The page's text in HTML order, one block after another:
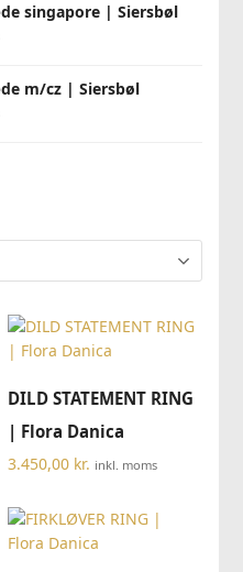
singapore | Siersbøl
m/cz | Siersbøl
DILD STATEMENT RING
| Flora Danica
3.450,00 kr. inkl. moms